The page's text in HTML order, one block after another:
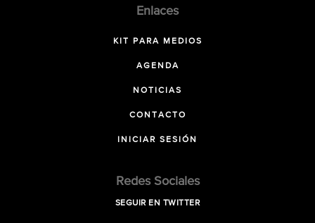
Enlaces
KIT PARA MEDIOS
AGENDA
NOTICIAS
CONTACTO
INICIAR SESIÓN
Redes Sociales
SEGUIR EN TWITTER